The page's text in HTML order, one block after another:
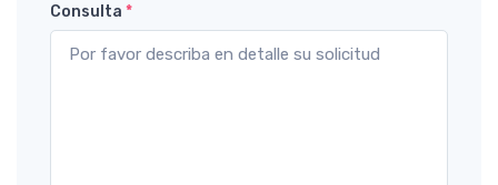
Consulta *